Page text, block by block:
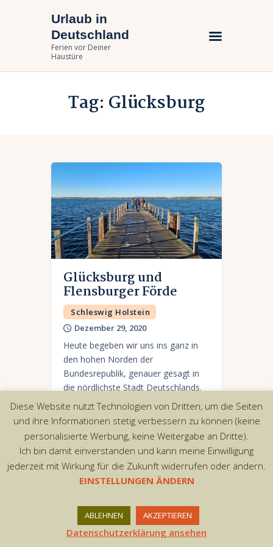
Urlaub in
Deutschland
Ferien vor Deiner
Haustüre
Tag: Glücksburg
Urlaub in Deutschland
Ferien vor Deiner Haustüre
Urlaub zuhause
Bundesländer
Glücksburg und
Flensburger Förde
Schleswig Holstein
Dezember 29, 2020
Heute begeben wir uns ins ganz in
den hohen Norden der
Bundesrepublik, genauer gesagt in
die nördlichste Stadt Deutschlands.
Glücksburg liegt nahe der Stadt
Flensburg auf der Halbinsel Angeln
reserved.
Diese Website nutzt Technologien von Dritten, um die Seiten
und ihre Informationen stetig verbessern zu können (keine
personalisierte Werbung, keine Weitergabe an Dritte).
Ich bin damit einverstanden und kann meine Einwilligung
jederzeit mit Wirkung für die Zukunft widerrufen oder ändern.
EINSTELLUNGEN ÄNDERN
ABLEHNEN AKZEPTIEREN
Datenschutzerklärung ansehen